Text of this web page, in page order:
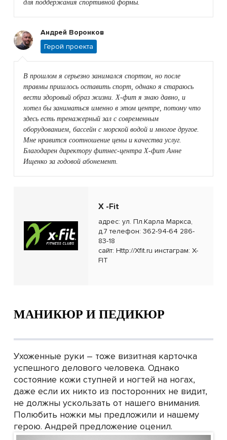
для поддержания спортивной формы.
Андрей Воронков
Герой проекта
В прошлом я серьезно занимался спортом, но после
травмы пришлось оставить спорт, однако я стараюсь
вести здоровый образ жизни. Х-фит я знаю давно, и
хотел бы заниматься именно в этом центре, потому что
здесь есть тренажерный зал с современным
оборудованием, бассейн с морской водой и многое другое.
Мне нравится соотношение цены и качества услуг.
Благодарен директору фитнес-центра Х-фит Анне
Ищенко за годовой абонемент.
X -Fit
адрес: ул. Пл.Карла Маркса,
д.7 телефон: 362-94-64 286-
83-18
сайт: Http://Xfit.ru инстаграм: X-
FIT
МАНИКЮР И ПЕДИКЮР
Ухоженные руки – тоже визитная карточка
успешного делового человека. Однако
состояние кожи ступней и ногтей на ногах,
даже если их никто из посторонних не видит,
не должны ускользать от нашего внимания.
Полюбить ножки мы предложили и нашему
герою. Андрей предложение оценил.